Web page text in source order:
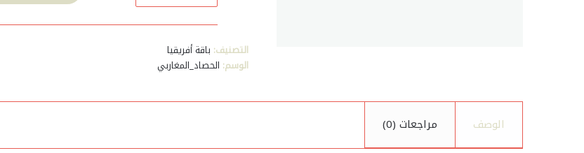
المغاربي…
تقرير
أسبوعي
يرصد
أبرز
مشهد
التصنيف: باقة أفريقيا
الوسم: الحصاد_المغاربي
الوصف مراجعات (0)